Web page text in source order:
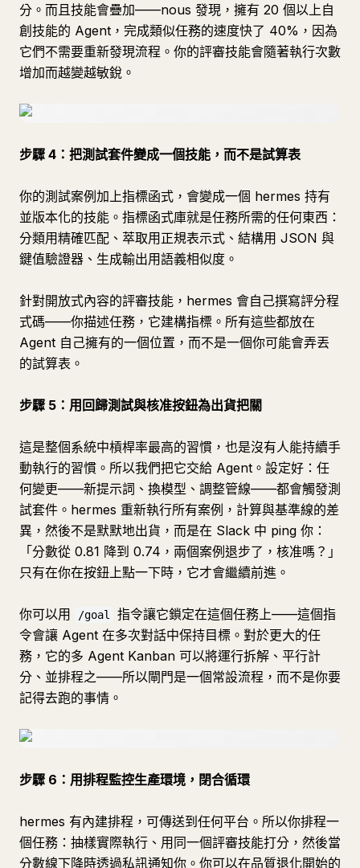
分。而且技能會疊加——nous 發現，擁有 20 個以上自
創技能的 Agent，完成類似任務的速度快了 40%，因為
它們不需要重新發現流程。你的評審技能會隨著執行次數
增加而越變越敏銳。
步驟 4：把測試套件變成一個技能，而不是試算表
你的測試案例加上指標函式，會變成一個 hermes 持有
並版本化的技能。指標函式庫就是任務所需的任何東西：
分類用精確匹配、萃取用正規表示式、結構用 JSON 與
鍵值驗證器、生成輸出用語義相似度。
針對開放式內容的評審技能，hermes 會自己撰寫評分程
式碼——你描述任務，它建構指標。所有這些都放在
Agent 自己擁有的一個位置，而不是一個你可能會弄丟
的試算表。
步驟 5：用回歸測試與核准按鈕為出貨把關
這是整個系統中槓桿率最高的習慣，也是沒有人能持續手
動執行的習慣。所以我們把它交給 Agent。設定好：任
何變更——新提示詞、換模型、調整管線——都會觸發測
試套件。hermes 重新執行所有案例，計算與基準線的差
異，然後不是默默地出貨，而是在 Slack 中 ping 你：
「分數從 0.81 降到 0.74，兩個案例退步了，核准嗎？」
只有在你在按鈕上點一下時，它才會繼續前進。
你可以用 /goal
指令讓它鎖定在這個任務上——這個指
令會讓 Agent 在多次對話中保持目標。對於更大的任
務，它的多 Agent Kanban 可以將運行拆解、平行計
分、並排程之——所以閘門是一個常設流程，而不是你要
記得去跑的事情。
步驟 6：用排程監控生產環境，閉合循環
hermes 有內建排程，可傳送到任何平台。所以你排程一
個任務：抽樣實際執行、用同一個評審技能打分，然後當
分數線下降時透過私訊通知你。你可以在品質退化開始的